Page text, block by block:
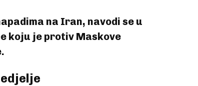
na Iran, navodi se u
koju je protiv Maskove